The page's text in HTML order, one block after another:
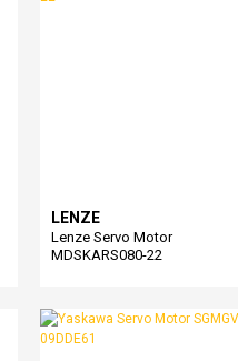
LENZE
Lenze Servo Motor
MDSKARS080-22